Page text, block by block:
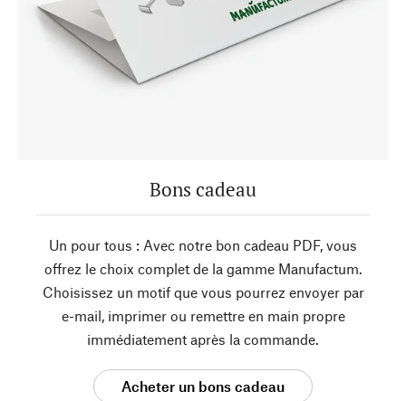
Bons cadeau
Un pour tous : Avec notre bon cadeau PDF, vous
offrez le choix complet de la gamme Manufactum.
Choisissez un motif que vous pourrez envoyer par
e-mail, imprimer ou remettre en main propre
immédiatement après la commande.
Acheter un bons cadeau